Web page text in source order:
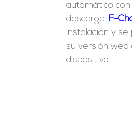
automático
descarga. F-
instalación y
su versión web
dispositivo.